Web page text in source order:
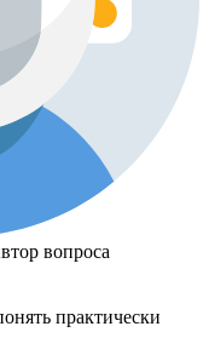
вопроса
практически